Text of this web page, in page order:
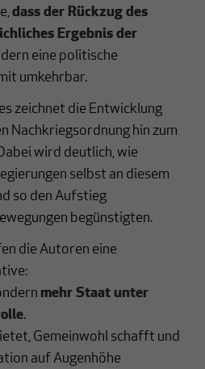
dass der Rückzug des
Ergebnis der
eine politische
umkehrbar.
zeichnet die Entwicklung
Nachkriegsordnung hin zum
wird deutlich, wie
selbst an diesem
so den Aufstieg
begünstigten.
die Autoren eine
mehr Staat unter
.
Gemeinwohl schafft und
auf Augenhöhe